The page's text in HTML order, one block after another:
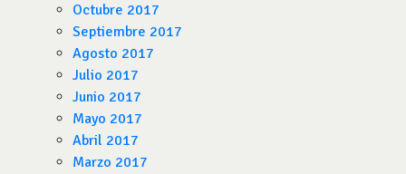
Octubre 2017
Septiembre 2017
Agosto 2017
Julio 2017
Junio 2017
Mayo 2017
Abril 2017
Marzo 2017